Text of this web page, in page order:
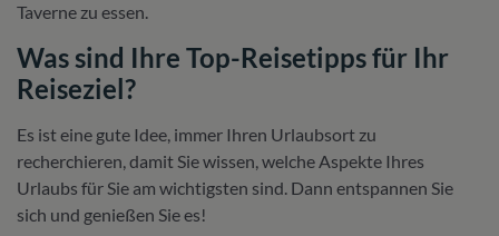
Taverne zu essen.
Was sind Ihre Top-Reisetipps für Ihr
Reiseziel?
Es ist eine gute Idee, immer Ihren Urlaubsort zu
recherchieren, damit Sie wissen, welche Aspekte Ihres
Urlaubs für Sie am wichtigsten sind. Dann entspannen Sie
sich und genießen Sie es!